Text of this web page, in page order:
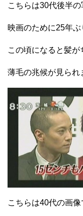
こちらは30代後半の
映画のために25年ぶ
この頃になると髪が
薄毛の兆候が見られ
こちらは40代の画像